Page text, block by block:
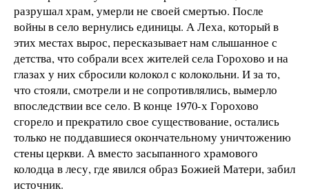
разрушал храм, умерли не своей смертью. После
войны в село вернулись единицы. А Леха, который в
этих местах вырос, пересказывает нам слышанное с
детства, что собрали всех жителей села Горохово и на
глазах у них сбросили колокол с колокольни. И за то,
что стояли, смотрели и не сопротивлялись, вымерло
впоследствии все село. В конце 1970-х Горохово
сгорело и прекратило свое существование, остались
только не поддавшиеся окончательному уничтожению
стены церкви. А вместо засыпанного храмового
колодца в лесу, где явился образ Божией Матери, забил
источник.